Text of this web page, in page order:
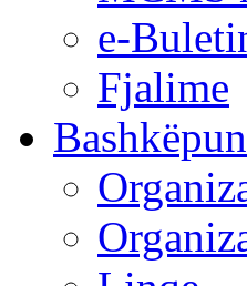
e-
Fjalime